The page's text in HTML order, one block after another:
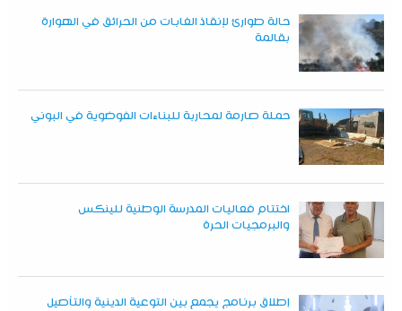
حالة طوارئ لإنقاذ الغابات من الحرائق في الهوارة
بقالمة
حملة صارمة لمحاربة للبناءات الفوضوية في البوني
اختتام فعاليات المدرسة الوطنية للينكس
والبرمجيات الحرة
إطلاق برنامج يجمع بين التوعية الدينية والتأصيل